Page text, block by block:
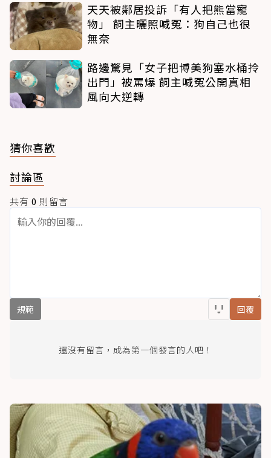
天天被鄰居投訴「有人把熊當寵
物」 飼主曬照喊冤：狗自己也很
無奈
路邊驚見「女子把博美狗塞水桶拎
出門」被罵爆 飼主喊冤公開真相
風向大逆轉
猜你喜歡
討論區
共有 0 則留言
規範 回覆
還沒有留言，成為第一個發言的人吧！